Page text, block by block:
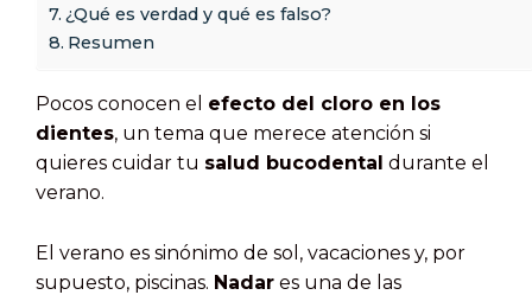
¿Qué es verdad y qué es falso?
Resumen
Pocos conocen el efecto del cloro en los
dientes, un tema que merece atención si
quieres cuidar tu salud bucodental durante el
verano.
El verano es sinónimo de sol, vacaciones y, por
supuesto, piscinas. Nadar es una de las